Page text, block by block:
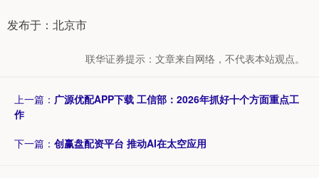
发布于：北京市
联华证券提示：文章来自网络，不代表本站观点。
上一篇： 广源优配APP下载 工信部：2026年抓好十个方面重点工
作
下一篇： 创赢盘配资平台 推动AI在太空应用